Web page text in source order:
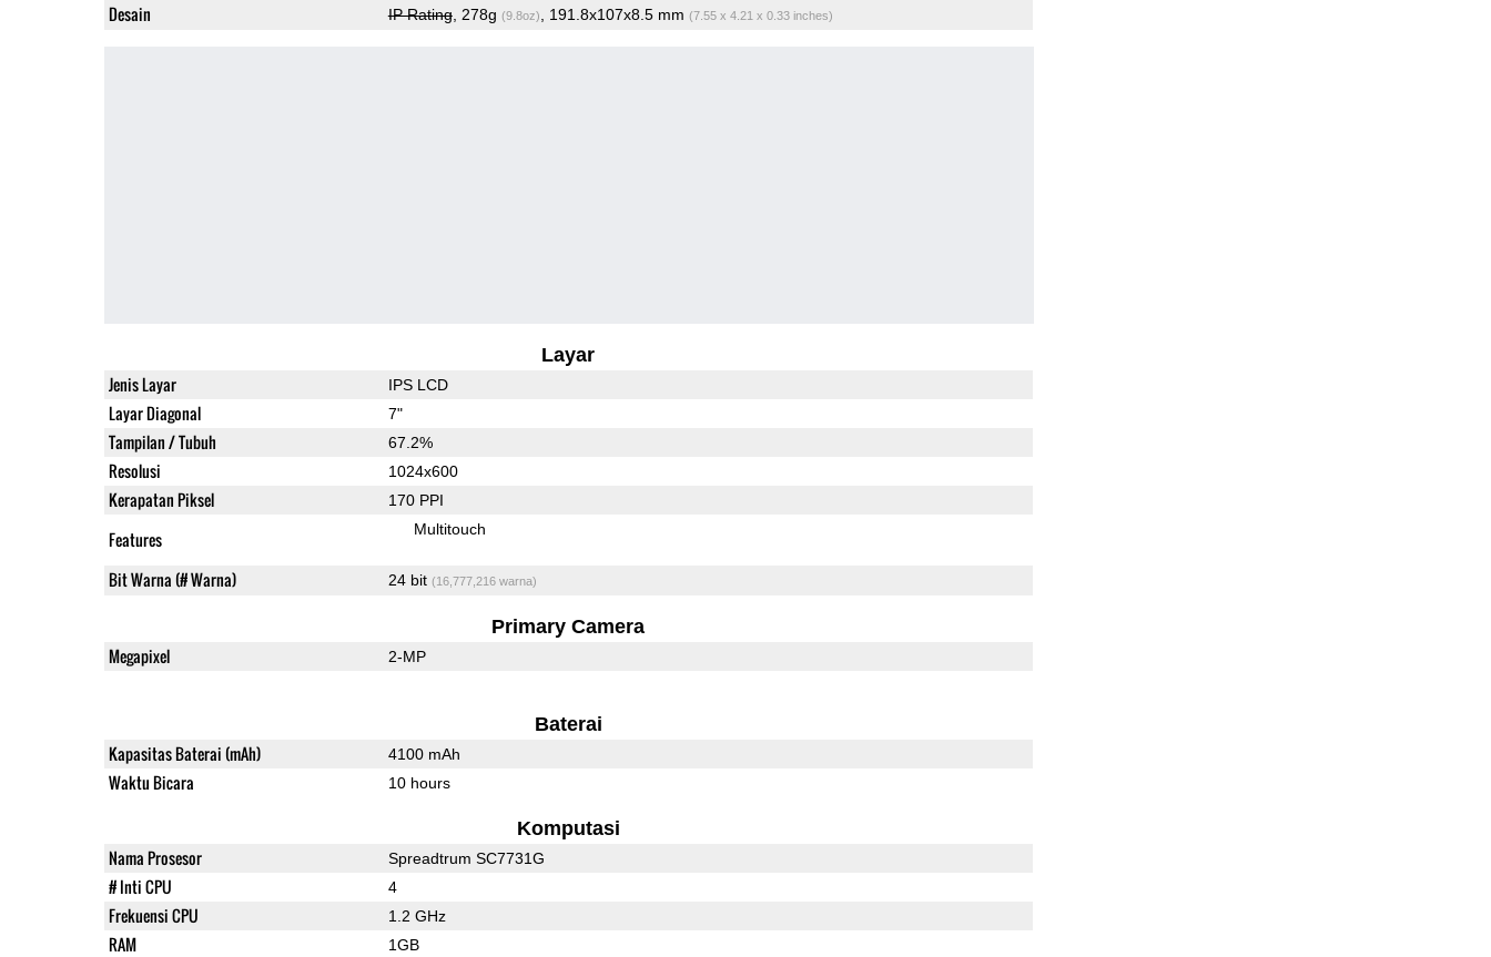
Desain IP Rating, 278g (9.8oz) , 191.8x107x8.5 mm (7.55 x 4.21 x 0.33 inches)
Layar
Jenis Layar IPS LCD
Layar Diagonal 7"
Tampilan / Tubuh 67.2%
Resolusi 1024x600
Kerapatan Piksel 170 PPI
Features Multitouch
Bit Warna (# Warna) 24 bit (16,777,216 warna)
Primary Camera
Megapixel 2-MP
Baterai
Kapasitas Baterai (mAh) 4100 mAh
Waktu Bicara 10 hours
Komputasi
Nama Prosesor Spreadtrum SC7731G
# Inti CPU 4
Frekuensi CPU 1.2 GHz
RAM 1GB